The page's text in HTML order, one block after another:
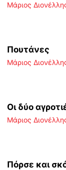
Μάριος
Πουτάνες
Μάριος
Οι δύο
Μάριος
Πόρσε και